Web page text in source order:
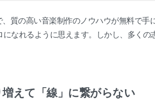
質の高い音楽制作のノウハウが無料で
なれるように思えます。しかし、多く
増えて「線」に繋がらない